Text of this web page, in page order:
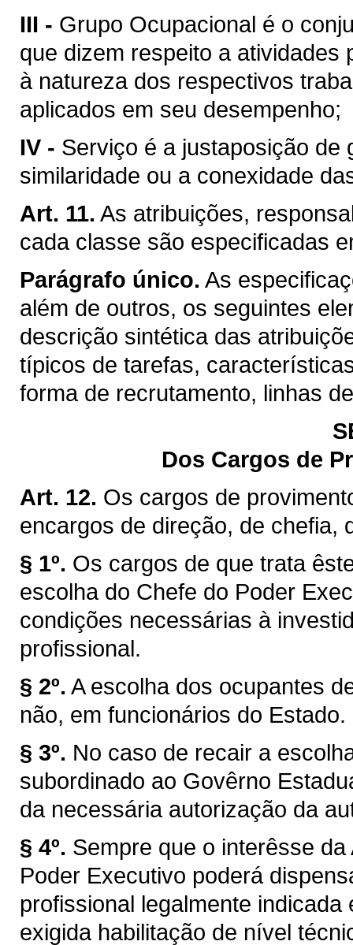
III - Grupo Ocupacional é o
que dizem respeito a atividades
à natureza dos respectivos
aplicados em seu desempenho;
IV - Serviço é a justaposição de
similaridade ou a conexidade
Art. 11. As atribuições,
cada classe são especificadas
Parágrafo único. As
além de outros, os seguintes
descrição sintética das
típicos de tarefas,
forma de recrutamento, linhas
Dos Cargos de
Art. 12. Os cargos de
encargos de direção, de chefia,
§ 1º. Os cargos de que trata
escolha do Chefe do Poder
condições necessárias à
profissional.
§ 2º. A escolha dos ocupantes
não, em funcionários do Estado.
§ 3º. No caso de recair a
subordinado ao Govêrno
da necessária autorização da
§ 4º. Sempre que o interêsse
Poder Executivo poderá
profissional legalmente
exigida habilitação de nível